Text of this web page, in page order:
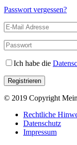
Passwort vergessen?
Ich habe die
© 2019 Copyright
Rechtliche
Datenschutz
Impressum